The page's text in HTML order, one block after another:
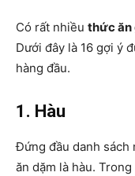
Có rất nhiều thức ăn
Dưới đây là 16 gợi ý
hàng đầu.
1. Hàu
Đứng đầu danh sách
ăn dặm là hàu.